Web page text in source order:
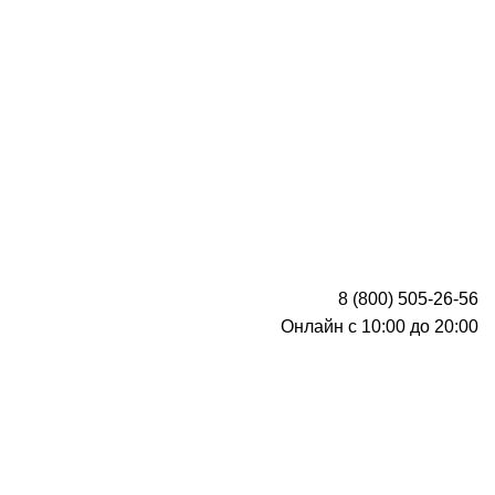
8 (800) 505-26-56
Онлайн с 10:00 до 20:00